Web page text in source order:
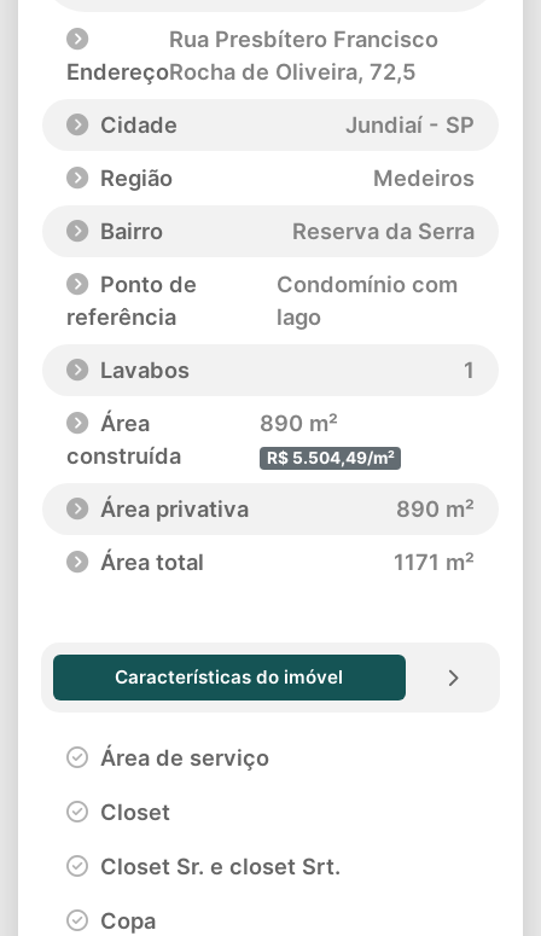
Endereço
Rua Presbítero Francisco
Rocha de Oliveira, 72,5
Cidade
Jundiaí - SP
Região
Medeiros
Bairro
Reserva da Serra
Ponto de
referência
Condomínio com
lago
Lavabos
1
Área
construída
890 m²
R$ 5.504,49/m²
Área privativa
890 m²
Área total
1171 m²
Características do imóvel
Área de serviço
Closet
Closet Sr. e closet Srt.
Copa